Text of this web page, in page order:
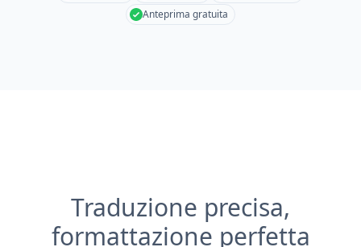
Anteprima gratuita
Traduzione precisa,
formattazione perfetta